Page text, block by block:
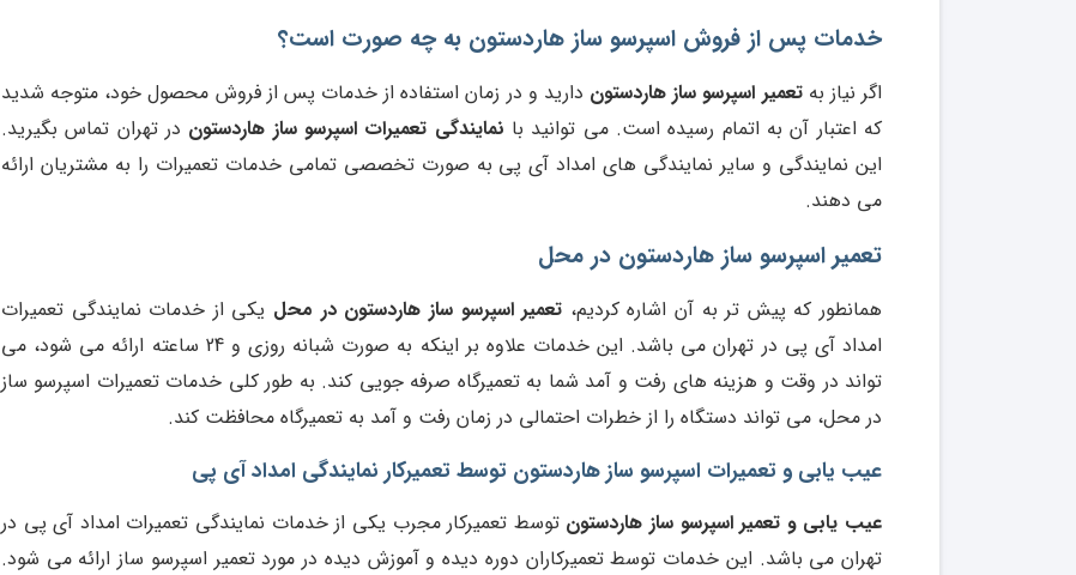
خدمات پس از فروش اسپرسو ساز هاردستون به چه صورت است؟
اگر نیاز بهتعمیر اسپرسو ساز هاردستون دارید و در زمان استفاده از خدمات پس از فروش محصول خود، متوجه شدید
که اعتبار آن به اتمام رسیده است. می توانید با نمایندگی تعمیرات اسپرسو ساز هاردستون در تهران تماس بگیرید.
این نمایندگی و سایر نمایندگی های امداد آی پی به صورت تخصصی تمامی خدمات تعمیرات را به مشتریان ارائه
می دهند.
تعمیر اسپرسو ساز هاردستون در محل
همانطور که پیش تر به آن اشاره کردیم، تعمیر اسپرسو ساز هاردستون در محل یکی از خدمات نمایندگی تعمیرات
امداد آی پی در تهران می باشد. این خدمات علاوه بر اینکه به صورت شبانه روزی و 24 ساعته ارائه می شود، می
تواند در وقت و هزینه های رفت و آمد شما به تعمیرگاه صرفه جویی کند. به طور کلی خدمات تعمیرات اسپرسو ساز
در محل، می تواند دستگاه را از خطرات احتمالی در زمان رفت و آمد به تعمیرگاه محافظت کند.
عیب یابی و تعمیرات اسپرسو ساز هاردستون توسط تعمیرکار نمایندگی امداد آی پی
عیب یابی و تعمیر اسپرسو ساز هاردستون توسط تعمیرکار مجرب یکی از خدمات نمایندگی تعمیرات امداد آی پی در
تهران می باشد. این خدمات توسط تعمیرکاران دوره دیده و آموزش دیده در مورد تعمیر اسپرسو ساز ارائه می شود.